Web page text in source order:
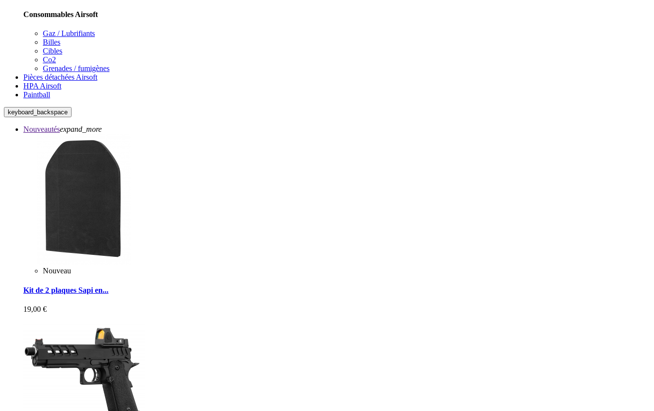
Consommables Airsoft
Gaz / Lubrifiants
Billes
Cibles
Co2
Grenades / fumigènes
Pièces détachées Airsoft
HPA Airsoft
Paintball
keyboard_backspace
Nouveautésexpand_more
Nouveau
Kit de 2 plaques Sapi en...
19,00 €